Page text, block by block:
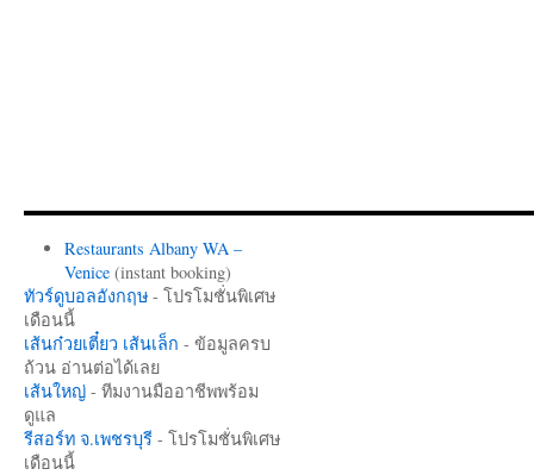
Restaurants Albany WA –
Venice(instant booking)
ทัวร์ดูบอลอังกฤษ - โปรโมชั่นพิเศษ
เดือนนี้
เส้นก๋วยเตี๋ยว เส้นเล็ก - ข้อมูลครบ
ถ้วน อ่านต่อได้เลย
เส้นใหญ่ - ทีมงานมืออาชีพพร้อม
ดูแล
รีสอร์ท จ.เพชรบุรี - โปรโมชั่นพิเศษ
เดือนนี้